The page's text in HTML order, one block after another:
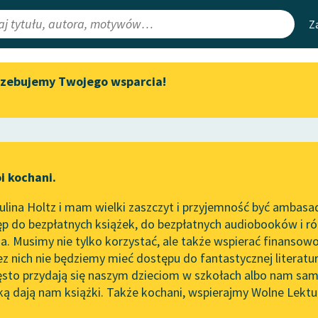
Lektury
redakcyjne
Aktualności
„Prokurator Alicja Horn” do
literatury skandynawskiej
Spotkanie z Katarzyną Tunkiel
w Oslo
102. lata temu zmarł Joseph
Conrad
Mapa
Leśmianator
API
OAI-PMH
Widget
Twojego wsparcia!
kochani.
Holtz i mam wielki zaszczyt i przyjemność być
do bezpłatnych książek, do bezpłatnych audiobooków i
Musimy nie tylko korzystać, ale także wspierać
nich nie będziemy mieć dostępu do fantastycznej
przydają się naszym dzieciom w szkołach albo nam
dają nam książki. Także kochani, wspierajmy Wolne